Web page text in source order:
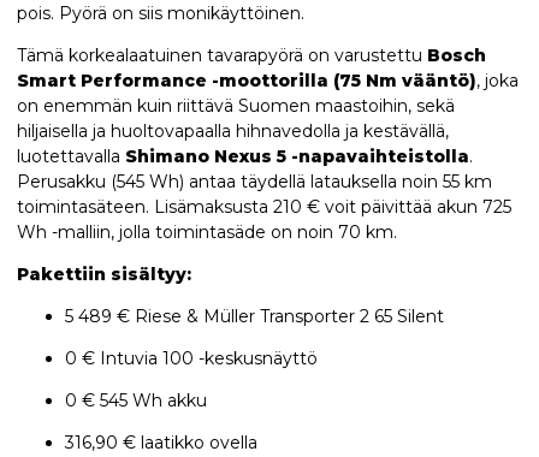
pois. Pyörä on siis monikäyttöinen.
Tämä korkealaatuinen tavarapyörä on varustettu Bosch
Smart Performance -moottorilla (75 Nm vääntö), joka
on enemmän kuin riittävä Suomen maastoihin, sekä
hiljaisella ja huoltovapaalla hihnavedolla ja kestävällä,
luotettavalla Shimano Nexus 5 -napavaihteistolla.
Perusakku (545 Wh) antaa täydellä latauksella noin 55 km
toimintasäteen. Lisämaksusta 210 € voit päivittää akun 725
Wh -malliin, jolla toimintasäde on noin 70 km.
Pakettiin sisältyy:
5 489 € Riese & Müller Transporter 2 65 Silent
0 € Intuvia 100 -keskusnäyttö
0 € 545 Wh akku
316,90 € laatikko ovella